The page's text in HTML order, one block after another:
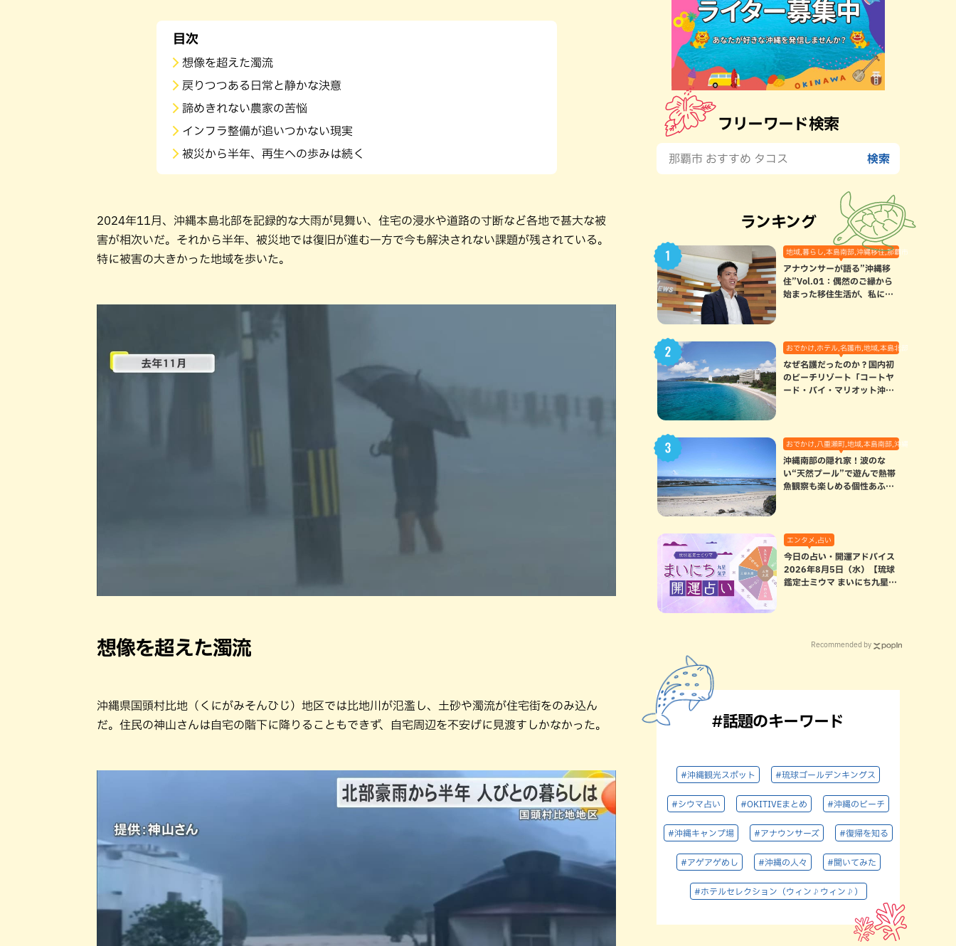
目次
想像を超えた濁流
戻りつつある日常と静かな決意
諦めきれない農家の苦悩
インフラ整備が追いつかない現実
被災から半年、再生への歩みは続く
2024年11月、沖縄本島北部を記録的な大雨が見舞い、住宅の浸水や道路の寸断など各地で甚大な被
害が相次いだ。それから半年、被災地では復旧が進む一方で今も解決されない課題が残されている。
特に被害の大きかった地域を歩いた。
想像を超えた濁流
沖縄県国頭村比地（くにがみそんひじ）地区では比地川が氾濫し、土砂や濁流が住宅街をのみ込ん
だ。住民の神山さんは自宅の階下に降りることもできず、自宅周辺を不安げに見渡すしかなかった。
フリーワード検索
ランキング
地域,暮らし,本島南部,沖縄移住,那覇市
アナウンサーが語る”沖縄移
住”Vol.01：偶然のご縁から
始まった移住生活が、私にと
おでかけ,ホテル,名護市,地域,本島北部
なぜ名護だったのか？国内初
のビーチリゾート「コートヤ
ード・バイ・マリオット沖縄
おでかけ,八重瀬町,地域,本島南部,沖縄の海,自然
沖縄南部の隠れ家！波のな
い“天然プール”で遊んで熱帯
魚観察も楽しめる個性あふれ
エンタメ,占い
今日の占い・開運アドバイス
2026年8月5日（水）【琉球
鑑定士ミウマ まいにち九星気
Recommended by
#話題のキーワード
#沖縄観光スポット #琉球ゴールデンキングス
#シウマ占い #OKITIVEまとめ #沖縄のビーチ
#沖縄キャンプ場 #アナウンサーズ #復帰を知る
#アゲアゲめし #沖縄の人々 #聞いてみた
#ホテルセレクション（ウィン♪ウィン♪）